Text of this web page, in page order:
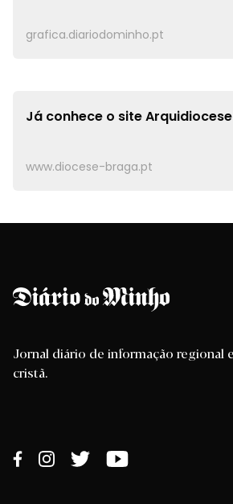
grafica.diariodominho.pt
Já conhece o site
www.diocese-braga.pt
Jornal diário de informação regional
cristã.